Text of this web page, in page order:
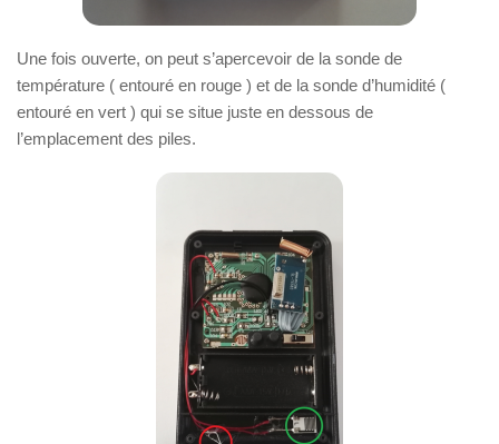
Une fois ouverte, on peut s’apercevoir de la sonde de
température ( entouré en rouge ) et de la sonde d’humidité (
entouré en vert ) qui se situe juste en dessous de
l’emplacement des piles.